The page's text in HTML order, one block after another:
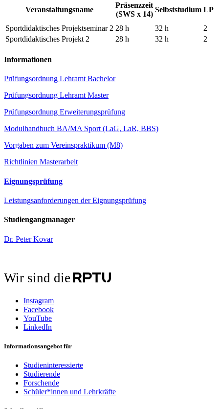
Veranstaltungsname
Präsenzzeit
(SWS x 14)
Selbststudium LP
Sportdidaktisches Projektseminar 2 28 h 32 h
2
Sportdidaktisches Projekt 2
28 h 32 h 2
Informationen
Prüfungsordnung Lehramt Bachelor
Prüfungsordnung Lehramt Master
Prüfungsordnung Erweiterungsprüfung
Modulhandbuch BA/MA Sport (LaG, LaR, BBS)
Vorgaben zum Vereinspraktikum (M8)
Richtlinien Masterarbeit
Eignungsprüfung
Leistungsanforderungen der Eignungsprüfung
Studiengangmanager
Dr. Peter Kovar
Wir sind die
Instagram
Facebook
YouTube
LinkedIn
Informationsangebot für
Studieninteressierte
Studierende
Forschende
Schüler*innen und Lehrkräfte